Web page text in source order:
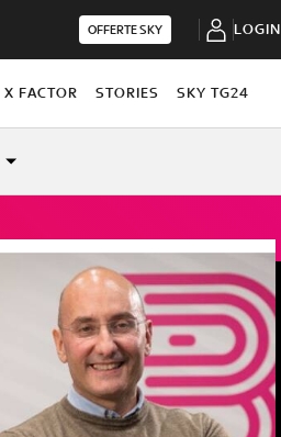
OFFERTE SKY LOGIN
X FACTOR STORIES SKY TG24